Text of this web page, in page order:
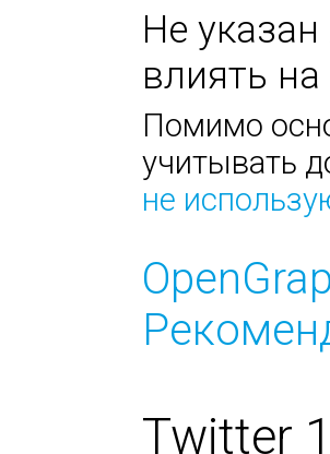
Не
влиять
Помимо
учитывать
не
Twitter